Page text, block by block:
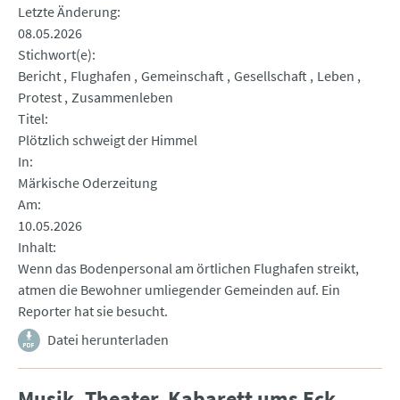
Letzte Änderung
08.05.2026
Stichwort(e)
Bericht Flughafen Gemeinschaft Gesellschaft Leben
Protest Zusammenleben
Titel
Plötzlich schweigt der Himmel
In
Märkische Oderzeitung
Am
10.05.2026
Inhalt
Wenn das Bodenpersonal am örtlichen Flughafen streikt,
atmen die Bewohner umliegender Gemeinden auf. Ein
Reporter hat sie besucht.
Datei herunterladen